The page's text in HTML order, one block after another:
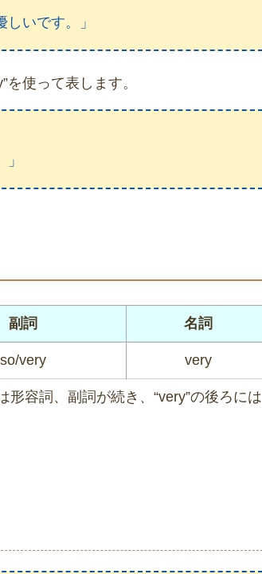
いです。」
を使って表します。
副詞 名詞
so/very very
形容詞、副詞が続き、“very”の後ろには